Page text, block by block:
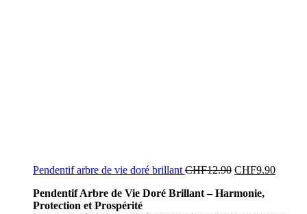
Pendentif arbre de vie doré brillant CHF12.90 CHF9.90
Pendentif Arbre de Vie Doré Brillant – Harmonie,
Protection et Prospérité